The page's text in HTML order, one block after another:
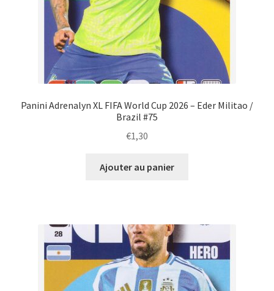
Panini Adrenalyn XL FIFA World Cup 2026 – Eder Militao /
Brazil #75
€1,30
Ajouter au panier